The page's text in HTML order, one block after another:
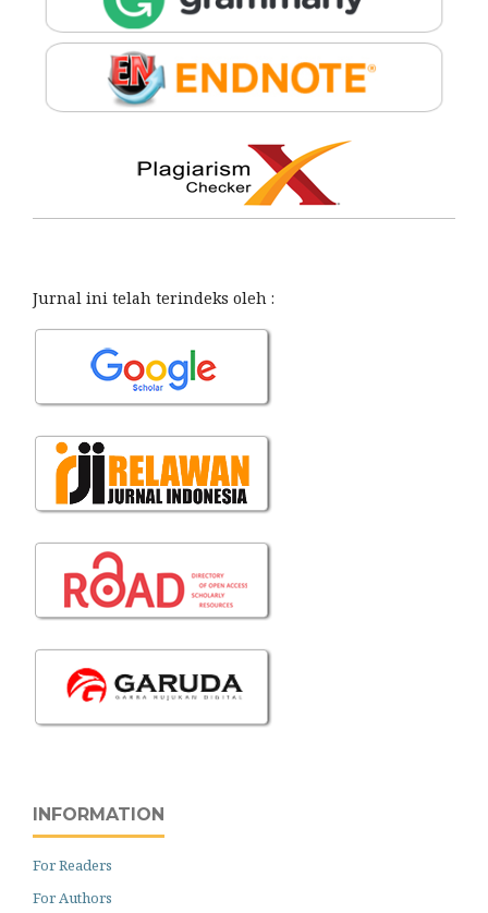
Jurnal ini telah terindeks oleh :
INFORMATION
For Readers
For Authors